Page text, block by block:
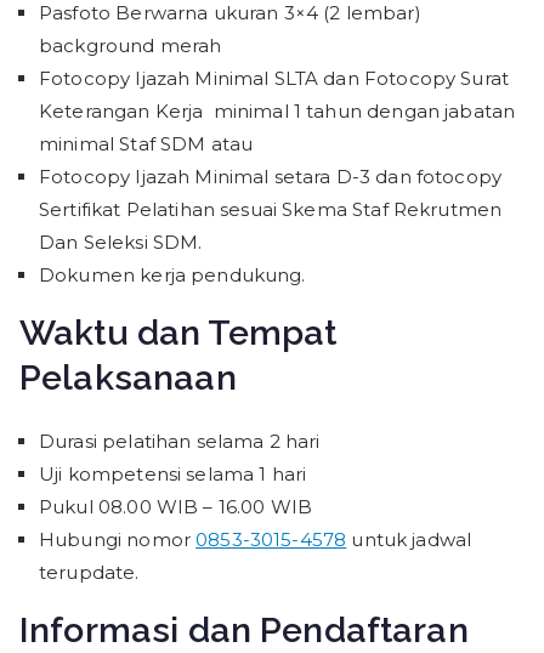
Pasfoto Berwarna ukuran 3×4 (2 lembar)
background merah
Fotocopy Ijazah Minimal SLTA dan Fotocopy Surat
Keterangan Kerja minimal 1 tahun dengan jabatan
minimal Staf SDM atau
Fotocopy Ijazah Minimal setara D-3 dan fotocopy
Sertifikat Pelatihan sesuai Skema Staf Rekrutmen
Dan Seleksi SDM.
Dokumen kerja pendukung.
Waktu dan Tempat
Pelaksanaan
Durasi pelatihan selama 2 hari
Uji kompetensi selama 1 hari
Pukul 08.00 WIB – 16.00 WIB
Hubungi nomor0853-3015-4578 untuk jadwal
terupdate.
Informasi dan Pendaftaran